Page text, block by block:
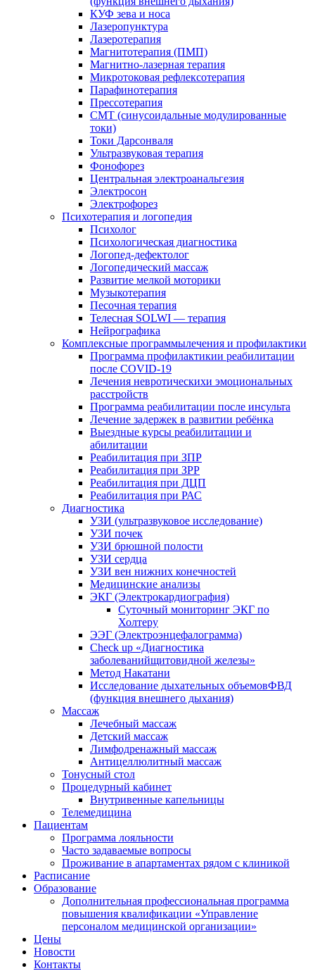
КУФ зева и носа
Лазеропунктура
Лазеротерапия
Магнитотерапия (ПМП)
Магнитно-лазерная терапия
Микротоковая рефлексотерапия
Парафинотерапия
Прессотерапия
СМТ (синусоидальные модулированные
токи)
Токи Дарсонваля
Ультразвуковая терапия
Фонофорез
Центральная электроанальгезия
Электросон
Электрофорез
Психотерапия и логопедия
Психолог
Психологическая диагностика
Логопед-дефектолог
Логопедический массаж
Развитие мелкой моторики
Музыкотерапия
Песочная терапия
Телесная SOLWI — терапия
Нейрографика
Комплексные программылечения и профилактики
Программа профилактикии реабилитации
после COVID-19
Лечения невротическихи эмоциональных
расстройств
Программа реабилитации после инсульта
Лечение задержек в развитии ребёнка
Выездные курсы реабилитации и
абилитации
Реабилитация при ЗПР
Реабилитация при ЗРР
Реабилитация при ДЦП
Реабилитация при РАС
Диагностика
УЗИ (ультразвуковое исследование)
УЗИ почек
УЗИ брюшной полости
УЗИ сердца
УЗИ вен нижних конечностей
Медицинские анализы
ЭКГ (Электрокардиография)
Cуточный мониторинг ЭКГ по
Холтеру
ЭЭГ (Электроэнце­фало­грамма)
Check up «Диагностика
заболеванийщитовидной железы»
Метод Накатани
Исследование дыхательных объемовФВД
(функция внешнего дыхания)
Массаж
Лечебный массаж
Детский массаж
Лимфодренажный массаж
Антицеллюлитный массаж
Тонусный стол
Процедурный кабинет
Внутривенные капельницы
Телемедицина
Пациентам
Программа лояльности
Часто задаваемые вопросы
Проживание в апартаментах рядом с клиникой
Расписание
Образование
Дополнительная профессиональная программа
повышения квалификации «Управление
персоналом медицинской организации»
Цены
Новости
Контакты